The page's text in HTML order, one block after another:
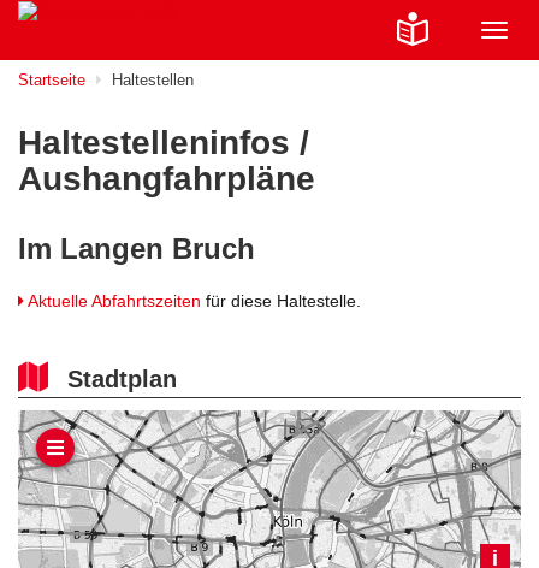
ein-/
Startseite Haltestellen
Haltestelleninfos /
Aushangfahrpläne
Im Langen Bruch
Aktuelle Abfahrtszeiten für diese Haltestelle.
Stadtplan